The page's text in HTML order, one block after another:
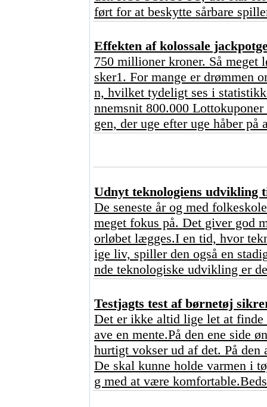
ført for at beskytte sårbare
Effekten af kolossale
750 millioner kroner. Så meget
sker1. For mange er drømmen
n, hvilket tydeligt ses i
nnemsnit 800.000
gen, der uge efter uge håber
Udnyt teknologiens
De seneste år og med
meget fokus på. Det giver god
orløbet lægges.I en tid, hvor
ige liv, spiller den også en
nde teknologiske udvikling er
Testjagts test af børnetøj
Det er ikke altid lige let at
ave en mente.På den ene side
hurtigt vokser ud af det. På
De skal kunne holde varmen i
g med at være